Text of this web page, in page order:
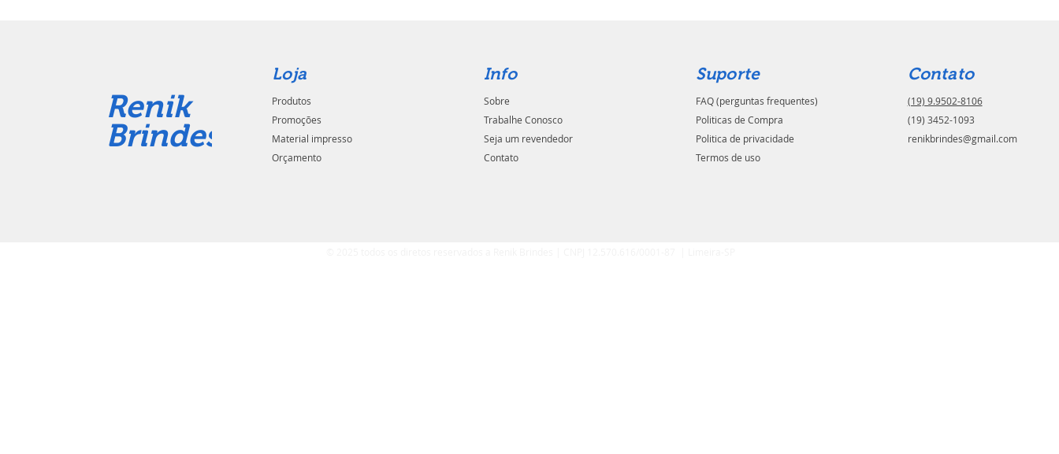
Renik
Brindes
Loja
Produtos
Promoções
Material impresso
Orçamento
Info
Sobre
Trabalhe Conosco
Seja um revendedor
Contato
Suporte
FAQ (perguntas frequentes)
Politicas de Compra
Politica de privacidade
Termos de uso
Contato
(19) 9.9502-8106
(19) 3452-1093
renikbrindes@gmail.com